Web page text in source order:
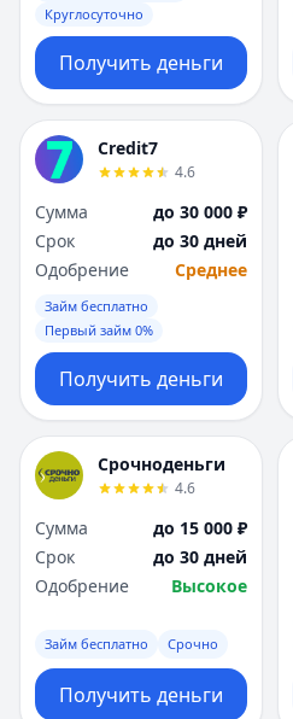
Круглосуточно
Получить деньги
Credit7
4.6
Сумма
до 30 000 ₽
Срок
до 30 дней
Одобрение
Среднее
Займ бесплатно
Первый займ 0%
Получить деньги
Срочноденьги
4.6
Сумма
до 15 000 ₽
Срок
до 30 дней
Одобрение
Высокое
Займ бесплатно Срочно
Получить деньги